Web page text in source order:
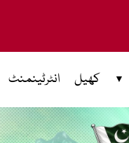
کھیل انٹرٹینمنٹ